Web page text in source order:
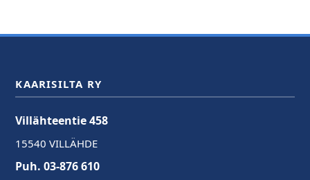
KAARISILTA RY
Villähteentie 458
15540 VILLÄHDE
Puh. 03-876 610